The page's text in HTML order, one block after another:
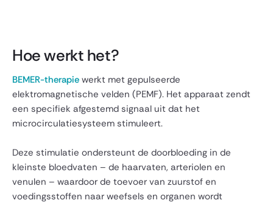
Hoe werkt het?
BEMER-therapie werkt met gepulseerde
elektromagnetische velden (PEMF). Het apparaat zendt
een specifiek afgestemd signaal uit dat het
microcirculatiesysteem stimuleert.
Deze stimulatie ondersteunt de doorbloeding in de
kleinste bloedvaten – de haarvaten, arteriolen en
venulen – waardoor de toevoer van zuurstof en
voedingsstoffen naar weefsels en organen wordt